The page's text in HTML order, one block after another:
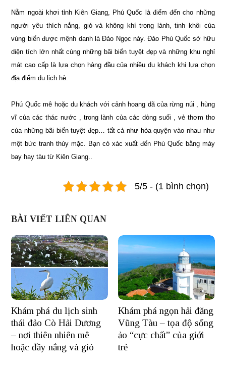
Nằm ngoài khơi tỉnh Kiên Giang, Phú Quốc là điểm đến cho những
người yêu thích nắng, gió và không khí trong lành, tinh khôi của
vùng biển được mệnh danh là Đảo Ngọc này. Đảo Phú Quốc sở hữu
diện tích lớn nhất cùng những bãi biển tuyệt đẹp và những khu nghỉ
mát cao cấp là lựa chọn hàng đầu của nhiều du khách khi lựa chọn
địa điểm du lịch hè.
Phú Quốc mê hoặc du khách với cảnh hoang dã của rừng núi , hùng
vĩ của các thác nước , trong lành của các dòng suối , vẻ thơm tho
của những bãi biển tuyệt đẹp… tất cả như hòa quyện vào nhau như
một bức tranh thủy mặc. Bạn có xác xuất đến Phú Quốc bằng máy
bay hay tàu từ Kiên Giang..
5/5 - (1 bình chọn)
BÀI VIẾT LIÊN QUAN
Khám phá du lịch sinh
thái đảo Cò Hải Dương
– nơi thiên nhiên mê
hoặc đầy nắng và gió
Khám phá ngọn hải đăng
Vũng Tàu – tọa độ sống
ảo “cực chất” của giới
trẻ